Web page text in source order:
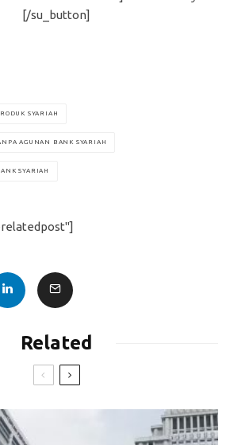
[/su_button]
SYARIAH
AGUNAN BANK SYARIAH
SYARIAH
Related